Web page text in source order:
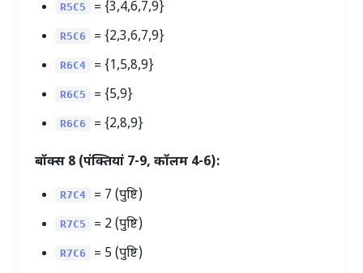
R5C5 = {3,4,6,7,9}
R5C6 = {2,3,6,7,9}
R6C4 = {1,5,8,9}
R6C5 = {5,9}
R6C6 = {2,8,9}
बॉक्स 8 (पंक्तियां 7-9, कॉलम 4-6):
R7C4 = 7 (पुष्टि)
R7C5 = 2 (पुष्टि)
R7C6 = 5 (पुष्टि)